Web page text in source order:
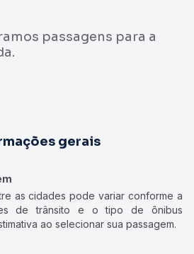
passagens para a
gerais
as cidades pode variar conforme a
de trânsito e o tipo de ônibus
ao selecionar sua passagem.